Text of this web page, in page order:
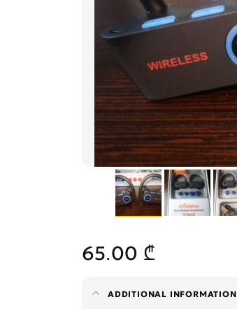
65.00 ₾
ADDITIONAL INFORMATION